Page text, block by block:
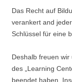
Das Recht auf
verankert and
Schlüssel für eine
Deshalb freuen
des „Learning
beendet haben.